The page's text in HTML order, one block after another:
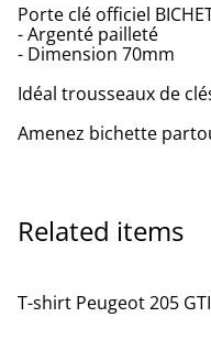
Porte clé officiel
- Argenté pailleté
- Dimension 70mm
Idéal trousseaux de
Amenez bichette
Related items
T-shirt Peugeot 205 GTI